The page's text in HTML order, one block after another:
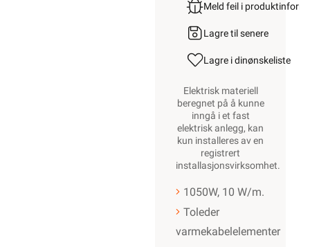
Meld feil i
Lagre til senere
Lagre i dinønskeliste
Elektrisk materiell
beregnet på å kunne
inngå i et fast
elektrisk anlegg, kan
kun installeres av en
registrert
installasjonsvirksomhet.
1050W, 10 W/m.
Toleder
varmekabelelementer